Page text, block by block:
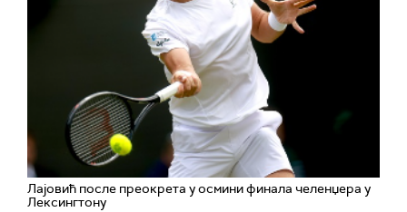
Лајовић после преокрета у осмини финала челенџера у
Лексингтону